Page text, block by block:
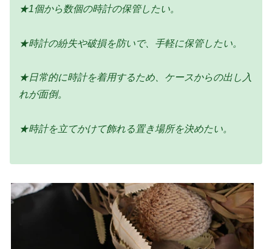
★1個から数個の時計の保管したい。
★時計の紛失や破損を防いで、手軽に保管したい。
★日常的に時計を着用するため、ケースからの出し入
れが面倒。
★時計を立てかけて飾れる置き場所を決めたい。